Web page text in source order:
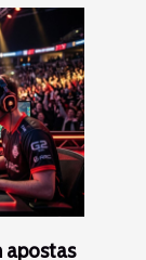
apostas